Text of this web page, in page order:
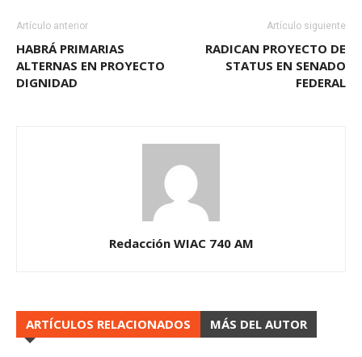
Artículo anterior
HABRÁ PRIMARIAS
ALTERNAS EN PROYECTO
DIGNIDAD
Artículo siguiente
RADICAN PROYECTO DE
STATUS EN SENADO
FEDERAL
Redacción WIAC 740 AM
ARTÍCULOS RELACIONADOS MÁS DEL AUTOR